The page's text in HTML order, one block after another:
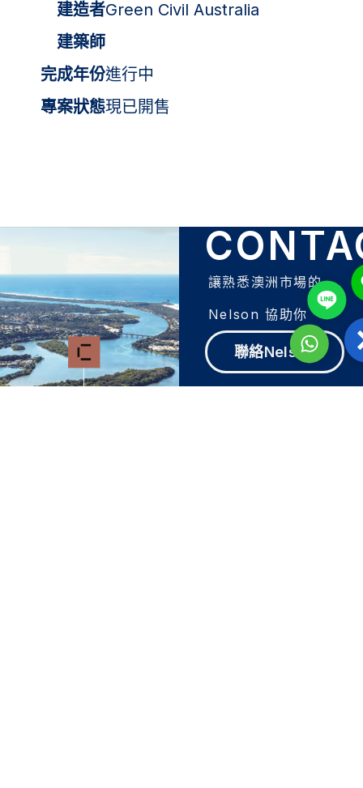
建造者Green Civil Australia
建築師
完成年份進行中
專案狀態現已開售
讓熟悉澳洲市場的
Nelson 協助你
聯絡Nelson
Line
聯絡Nelson